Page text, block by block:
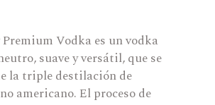
Vodka es un vodka
suave y versátil, que se
la triple destilación de
americano. El proceso de